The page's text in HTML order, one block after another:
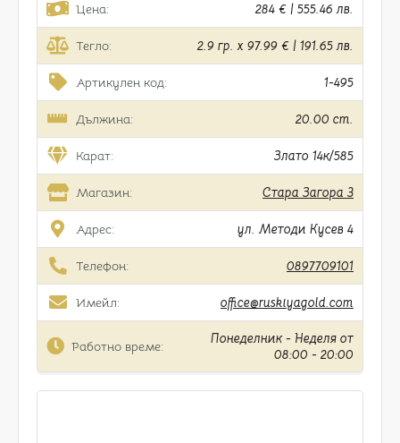
Цена: 284 € | 555.46 лв.
Тегло: 2.9 гр. x 97.99 € | 191.65 лв.
Артикулен код: 1-495
Дължина: 20.00 cm.
Карат: Злато 14к/585
Магазин: Стара Загора 3
Адрес: ул. Методи Кусев 4
Телефон: 0897709101
Имейл: office@ruskiyagold.com
Работно време:
Понеделник - Неделя от
08:00 - 20:00